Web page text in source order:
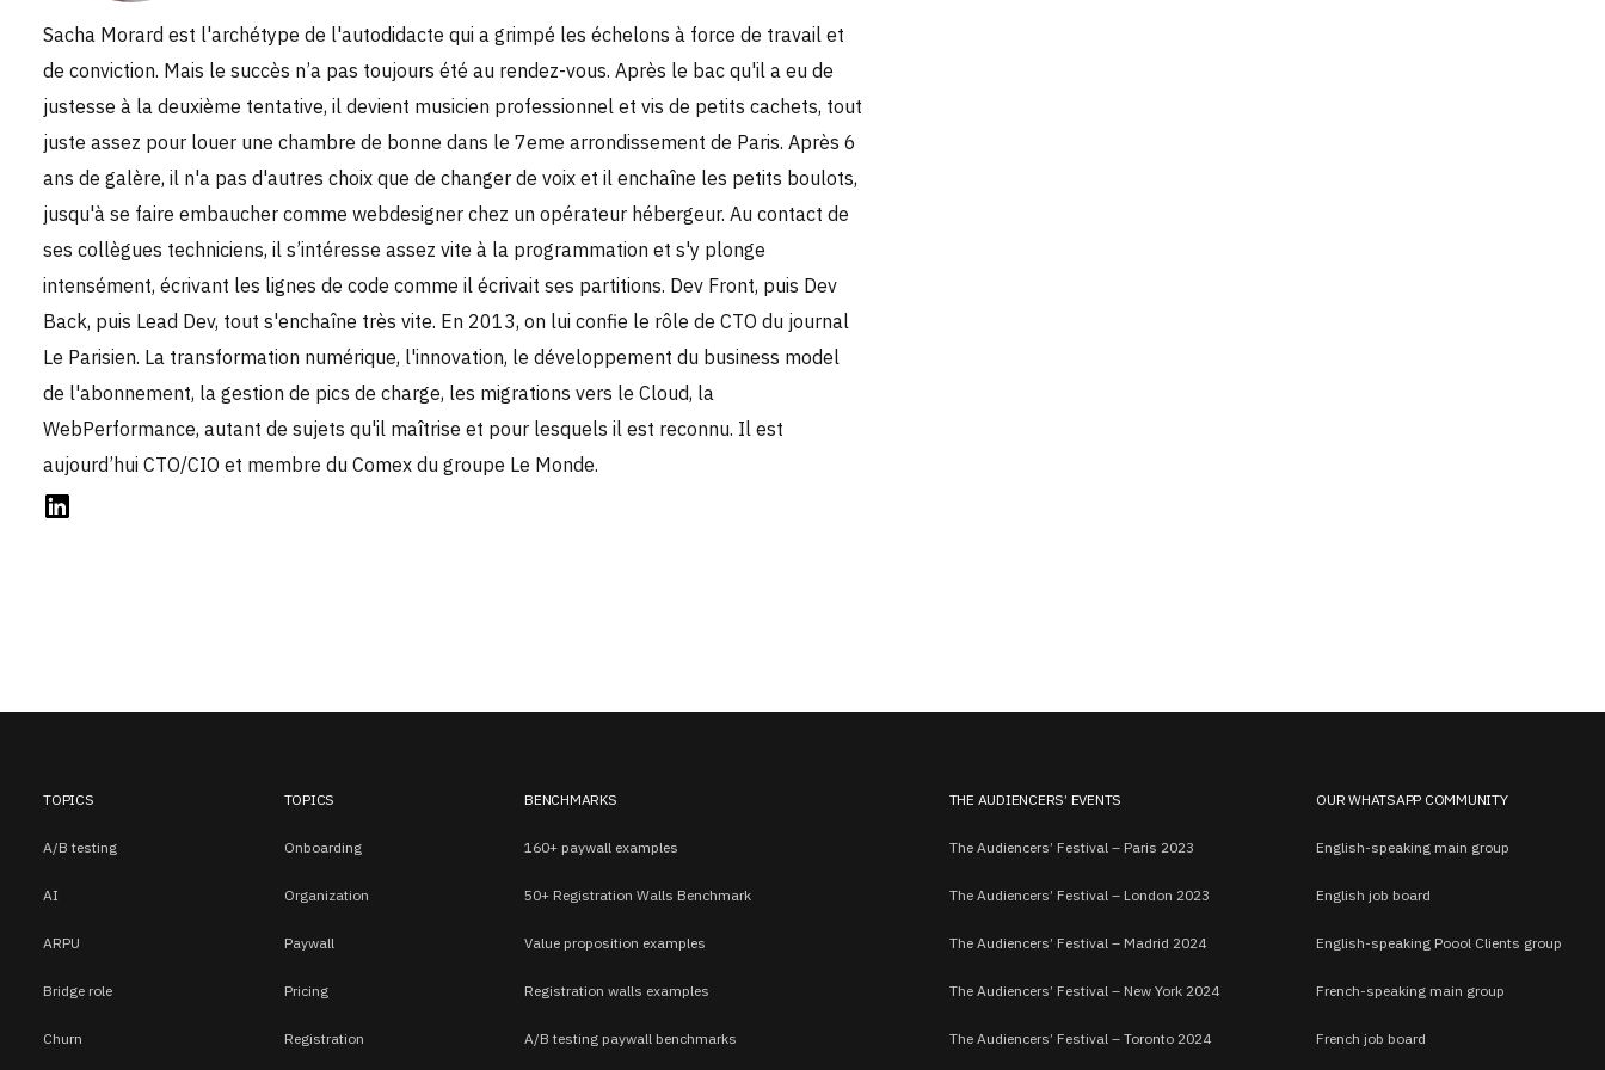
Sacha Morard est l'archétype de l'autodidacte qui a grimpé les échelons à force de travail et
de conviction. Mais le succès n’a pas toujours été au rendez-vous. Après le bac qu'il a eu de
justesse à la deuxième tentative, il devient musicien professionnel et vis de petits cachets, tout
juste assez pour louer une chambre de bonne dans le 7eme arrondissement de Paris. Après 6
ans de galère, il n'a pas d'autres choix que de changer de voix et il enchaîne les petits boulots,
jusqu'à se faire embaucher comme webdesigner chez un opérateur hébergeur. Au contact de
ses collègues techniciens, il s’intéresse assez vite à la programmation et s'y plonge
intensément, écrivant les lignes de code comme il écrivait ses partitions. Dev Front, puis Dev
Back, puis Lead Dev, tout s'enchaîne très vite. En 2013, on lui confie le rôle de CTO du journal
Le Parisien. La transformation numérique, l'innovation, le développement du business model
de l'abonnement, la gestion de pics de charge, les migrations vers le Cloud, la
WebPerformance, autant de sujets qu'il maîtrise et pour lesquels il est reconnu. Il est
aujourd’hui CTO/CIO et membre du Comex du groupe Le Monde.
TOPICS
A/B testing
AI
ARPU
Bridge role
Churn
TOPICS
Onboarding
Organization
Paywall
Pricing
Registration
BENCHMARKS
160+ paywall examples
50+ Registration Walls Benchmark
Value proposition examples
Registration walls examples
A/B testing paywall benchmarks
THE AUDIENCERS’ EVENTS
The Audiencers’ Festival – Paris 2023
The Audiencers’ Festival – London 2023
The Audiencers’ Festival – Madrid 2024
The Audiencers’ Festival – New York 2024
The Audiencers’ Festival – Toronto 2024
OUR WHATSAPP COMMUNITY
English-speaking main group
English job board
English-speaking Poool Clients group
French-speaking main group
French job board